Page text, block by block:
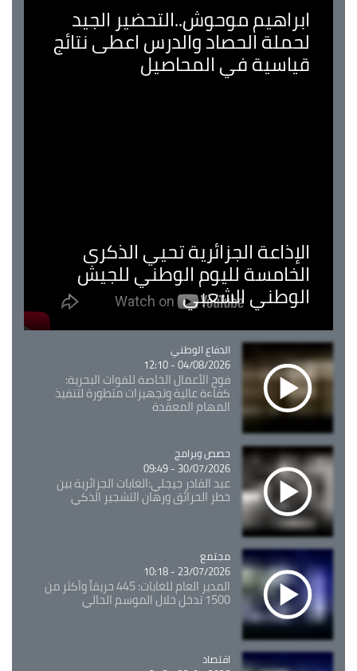
ابراهيم موحوش..التحضير الجيد
لحملة الحصاد والدرس اعطى نتائج
قياسية في المحاصيل
الإذاعة الجزائرية تحيي الذكرى
الخامسة لليوم الوطني للجيش
الوطني الشعبي
Catégorie
الدفاع الوطني
04/08/2026 - 12:10
فوج الأعمال الخاصة للقوات البحرية:
كفاءة عالية وتجهيزات متطورة لتنفيذ
المهام المعقدة
Catégorie
حصص وبرامج
30/07/2026 - 09:49
عبد القادر جيجلي:الغابات الجزائرية بين
خطر الحرائق ورهان التشجير الذكي
Catégorie
مجتمع
23/07/2026 - 10:18
المدير العام للغابات: 445 حريقاً وأكثر من
1500 تدخل خلال الموسم الحالي
Catégorie
اقتصاد